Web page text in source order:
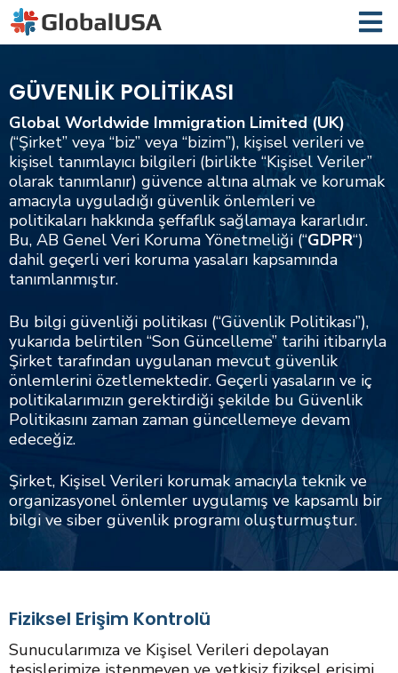
GÜVENLİK POLİTİKASI
Global Worldwide Immigration Limited (UK)
(“Şirket” veya “biz” veya “bizim”), kişisel verileri ve
kişisel tanımlayıcı bilgileri (birlikte “Kişisel Veriler”
olarak tanımlanır) güvence altına almak ve korumak
amacıyla uyguladığı güvenlik önlemleri ve
politikaları hakkında şeffaflık sağlamaya kararlıdır.
Bu, AB Genel Veri Koruma Yönetmeliği (“GDPR“)
dahil geçerli veri koruma yasaları kapsamında
tanımlanmıştır.
Bu bilgi güvenliği politikası (“Güvenlik Politikası”),
yukarıda belirtilen “Son Güncelleme” tarihi itibarıyla
Şirket tarafından uygulanan mevcut güvenlik
önlemlerini özetlemektedir. Geçerli yasaların ve iç
politikalarımızın gerektirdiği şekilde bu Güvenlik
Politikasını zaman zaman güncellemeye devam
edeceğiz.
Şirket, Kişisel Verileri korumak amacıyla teknik ve
organizasyonel önlemler uygulamış ve kapsamlı bir
bilgi ve siber güvenlik programı oluşturmuştur.
Fiziksel Erişim Kontrolü
Sunucularımıza ve Kişisel Verileri depolayan